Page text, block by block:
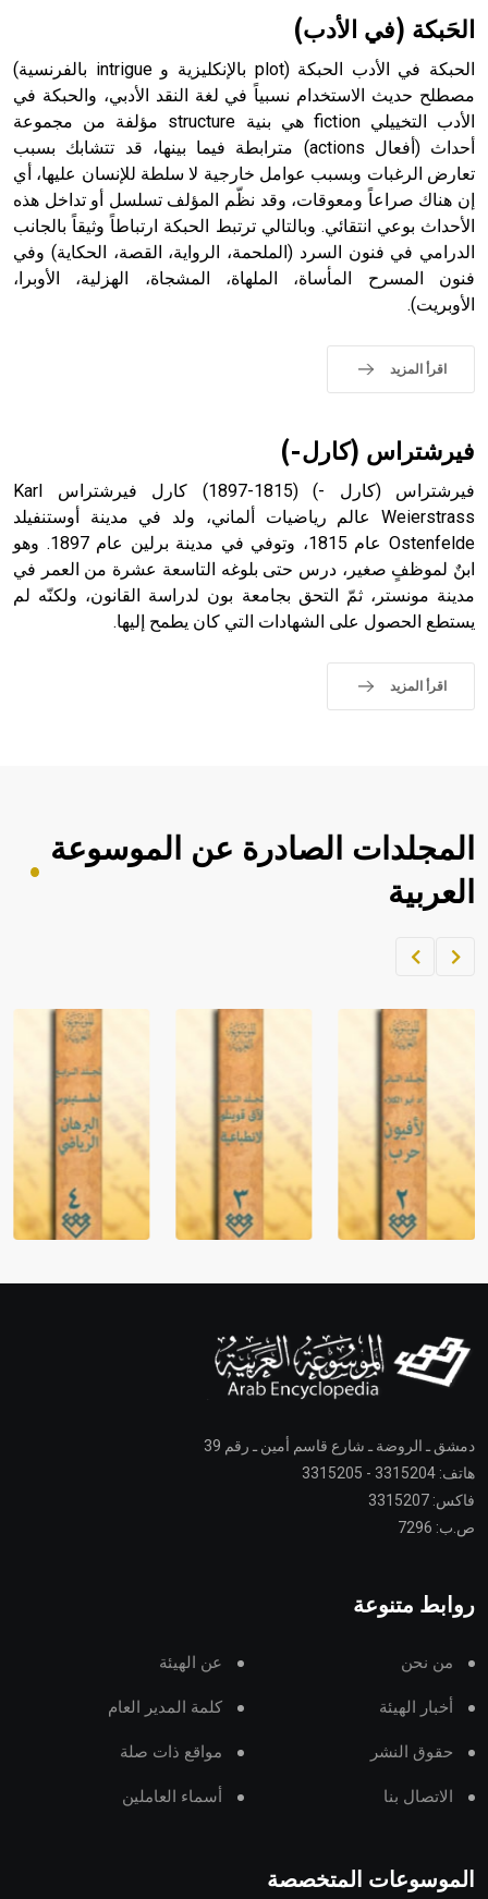
- هل تعلم أن أبجر Abgar اسم معروف جيداً يعود إلى عدد من
الملوك الذين حكموا مدينة إديسا (الرها) من أبجر الأول وحتى
التاسع، وهم ينتسبون إلى أسرة أوسروين
- هل تعلم أن الأبجدية الكنعانية تتألف من /22/ علامة كتابية
الحَبكة (في الأدب)
الحبكة في الأدب الحبكة (plot بالإنكليزية و intrigue بالفرنسية)
مصطلح حديث الاستخدام نسبياً في لغة النقد الأدبي، والحبكة في
الأدب التخييلي fiction هي بنية structure مؤلفة من مجموعة
أحداث (أفعال actions) مترابطة فيما بينها، قد تتشابك بسبب
تعارض الرغبات وبسبب عوامل خارجية لا سلطة للإنسان عليها، أي
إن هناك صراعاً ومعوقات، وقد نظّم المؤلف تسلسل أو تداخل هذه
الأحداث بوعي انتقائي. وبالتالي ترتبط الحبكة ارتباطاً وثيقاً بالجانب
الدرامي في فنون السرد (الملحمة، الرواية، القصة، الحكاية) وفي
فنون المسرح المأساة، الملهاة، المشجاة، الهزلية، الأوبرا،
الأوبريت).
اقرأ المزيد
فيرشتراس (كارل-)
فيرشتراس (كارل -) (1815-1897) كارل فيرشتراس Karl
Weierstrass عالم رياضيات ألماني، ولد في مدينة أوستنفيلد
Ostenfelde عام 1815، وتوفي في مدينة برلين عام 1897. وهو
ابنٌ لموظفٍ صغير، درس حتى بلوغه التاسعة عشرة من العمر في
مدينة مونستر، ثمّ التحق بجامعة بون لدراسة القانون، ولكنّه لم
يستطع الحصول على الشهادات التي كان يطمح إليها.
اقرأ المزيد
المجلدات الصادرة عن الموسوعة
العربية
دمشق ـ الروضة ـ شارع قاسم أمين ـ رقم 39
هاتف: 3315204 - 3315205
فاكس: 3315207
ص.ب: 7296
روابط متنوعة
من نحن عن الهيئة
أخبار الهيئة كلمة المدير العام
حقوق النشر مواقع ذات صلة
الاتصال بنا أسماء العاملين
الموسوعات المتخصصة